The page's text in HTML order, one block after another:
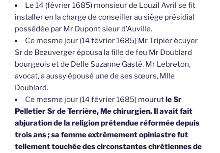
Le 14 (février 1685) monsieur de Louzil Avril se fit
installer en la charge de conseiller au siège présidial
possédée par Mr Dupont sieur d’Auville.
Ce mesme jour (14 février 1685) Mr Tripier écuyer
Sr de Beauverger épousa la fille de feu Mr Doublard
bourgeois et de Delle Suzanne Gasté. Mr Lebreton,
avocat, a aussy épousé une de ses sœurs, Mlle
Doublard.
Ce mesme jour (14 février 1685) mourutle Sr
Pelletier Sr de Terrière, Me chirurgien. Il avait fait
abjuration de la religion prétendue réformée depuis
trois ans ; sa femme extrêmement opiniastre fut
tellement touchée des circonstantes chrétiennes de